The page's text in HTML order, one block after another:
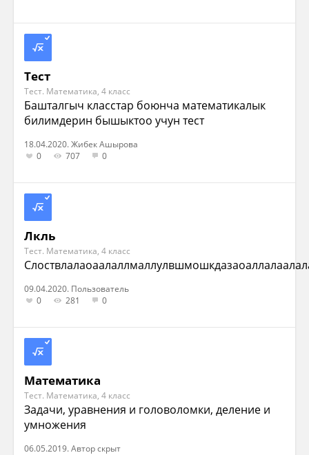
Тест
Тест. Математика, 4 класс
Башталгыч класстар боюнча математикалык
билимдерин бышыктоо учун тест
18.04.2020. Жибек Ашырова
0
707 0
Лкль
Тест. Математика, 4 класс
09.04.2020. Пользователь
0
281 0
Математика
Тест. Математика, 4 класс
Задачи, уравнения и головоломки, деление и
умножения
06.05.2019. Автор скрыт